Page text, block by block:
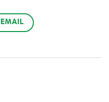
EMAIL